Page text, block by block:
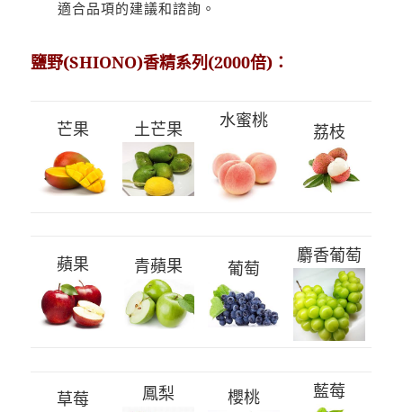
適合品項的建議和諮詢。
鹽野(SHIONO)香精系列(2000倍)：
芒果 土芒果 水蜜桃
荔枝
蘋果 青蘋果 葡萄
麝香葡萄
草莓 鳳梨 櫻桃 藍莓